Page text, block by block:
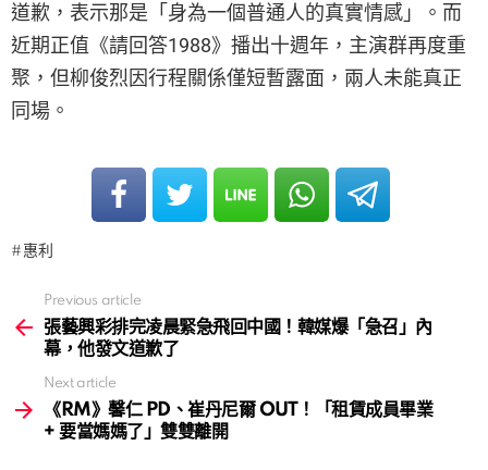
道歉，表示那是「身為一個普通人的真實情感」。而
近期正值《請回答1988》播出十週年，主演群再度重
聚，但柳俊烈因行程關係僅短暫露面，兩人未能真正
同場。
惠利
more
Previous article
張藝興彩排完凌晨緊急飛回中國！韓媒爆「急召」內
幕，他發文道歉了
Next article
《RM》馨仁 PD、崔丹尼爾 OUT！「租賃成員畢業
+ 要當媽媽了」雙雙離開